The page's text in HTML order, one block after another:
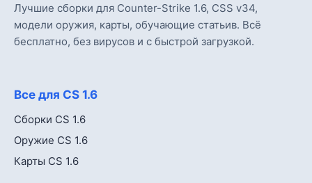
Лучшие сборки для Counter-Strike 1.6, CSS v34,
модели оружия, карты, обучающие статьив. Всё
бесплатно, без вирусов и с быстрой загрузкой.
Все для CS 1.6
Сборки CS 1.6
Оружие CS 1.6
Карты CS 1.6